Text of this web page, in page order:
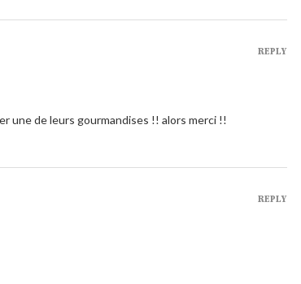
une de leurs gourmandises !! alors merci !!
REPLY
REPLY